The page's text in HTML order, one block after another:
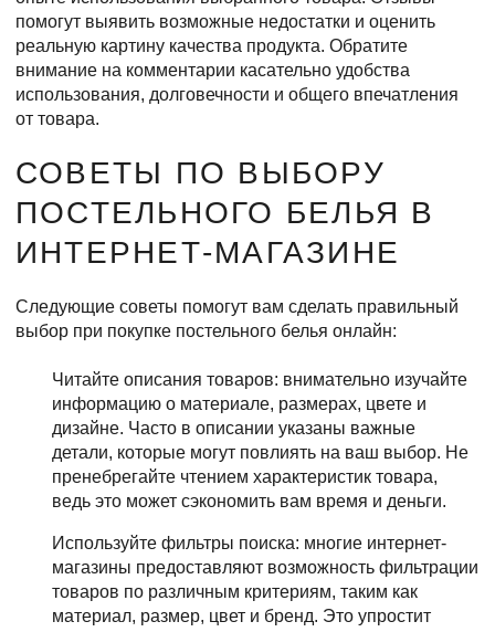
помогут выявить возможные недостатки и оценить
реальную картину качества продукта. Обратите
внимание на комментарии касательно удобства
использования, долговечности и общего впечатления
от товара.
СОВЕТЫ ПО ВЫБОРУ
ПОСТЕЛЬНОГО БЕЛЬЯ В
ИНТЕРНЕТ-МАГАЗИНЕ
Следующие советы помогут вам сделать правильный
выбор при покупке постельного белья онлайн:
Читайте описания товаров: внимательно изучайте
информацию о материале, размерах, цвете и
дизайне. Часто в описании указаны важные
детали, которые могут повлиять на ваш выбор. Не
пренебрегайте чтением характеристик товара,
ведь это может сэкономить вам время и деньги.
Используйте фильтры поиска: многие интернет-
магазины предоставляют возможность фильтрации
товаров по различным критериям, таким как
материал, размер, цвет и бренд. Это упростит